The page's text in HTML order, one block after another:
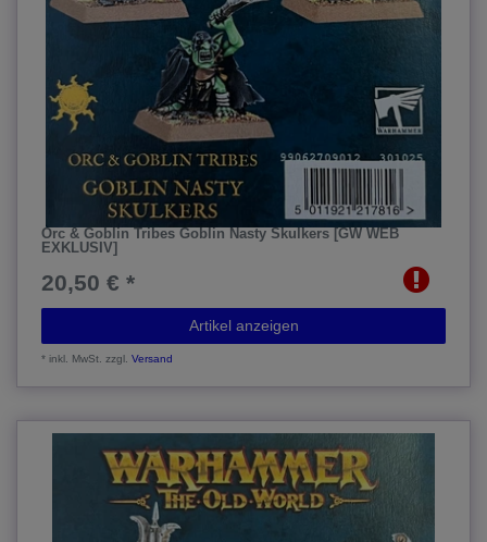
Orc & Goblin Tribes Goblin Nasty Skulkers [GW WEB
EXKLUSIV]
20,50 € *
Artikel anzeigen
*inkl. MwSt. zzgl.Versand